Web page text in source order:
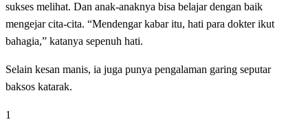
sukses melihat. Dan anak-anaknya bisa belajar dengan baik
mengejar cita-cita. “Mendengar kabar itu, hati para dokter ikut
bahagia,” katanya sepenuh hati.
Selain kesan manis, ia juga punya pengalaman garing seputar
baksos katarak.
1